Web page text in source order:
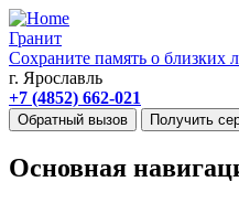
Гранит
Сохраните память о близких
г. Ярославль
+7 (4852) 662-021
Обратный вызов Получить
Основная